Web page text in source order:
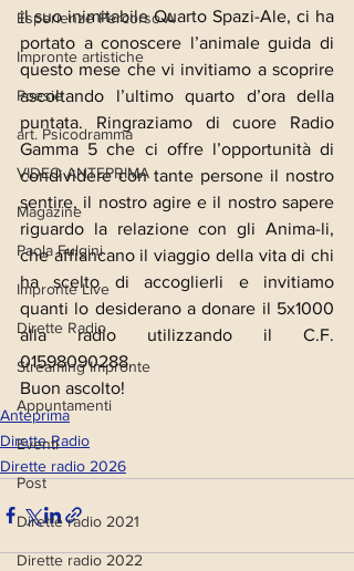
Esperienze Percorso A
Impronte artistiche
Poesie
art. Psicodramma
VIDEO ANTEPRIMA
Magazine
Paola Fulgini
Impronte Live
Dirette Radio
Streaming Impronte
Appuntamenti
Eventi
Post
Dirette radio 2021
Dirette radio 2022
il suo inimitabile Quarto Spazi-Ale, ci ha
portato a conoscere l’animale guida di
questo mese che vi invitiamo a scoprire
ascoltando l’ultimo quarto d’ora della
puntata. Ringraziamo di cuore Radio
Gamma 5 che ci offre l’opportunità di
condividere con tante persone il nostro
sentire, il nostro agire e il nostro sapere
riguardo la relazione con gli Anima-li,
che affiancano il viaggio della vita di chi
ha scelto di accoglierli e invitiamo
quanti lo desiderano a donare il 5x1000
alla radio utilizzando il C.F.
01598090288.
Buon ascolto!
Anteprima
Dirette Radio
Dirette radio 2026